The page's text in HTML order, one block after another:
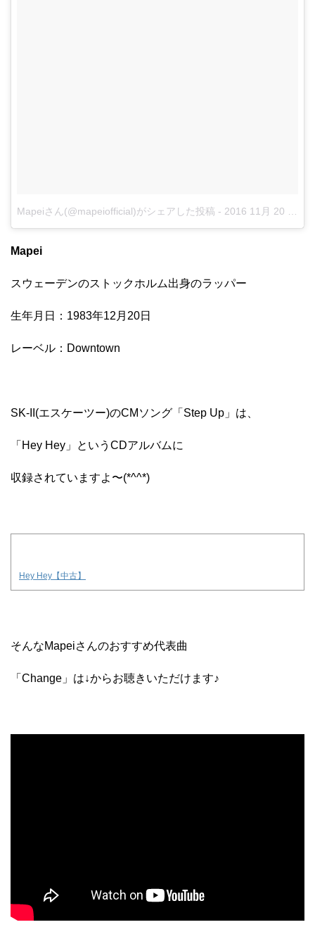
Mapeiさん(@mapeiofficial)がシェアした投稿 - 2016 11月 20 5:49午後 PST
Mapei
スウェーデンのストックホルム出身のラッパー
生年月日：1983年12月20日
レーベル：Downtown
SK-II(エスケーツー)のCMソング「Step Up」は、
「Hey Hey」というCDアルバムに
収録されていますよ〜(*^^*)
Hey Hey【中古】
そんなMapeiさんのおすすめ代表曲
「Change」は↓からお聴きいただけます♪